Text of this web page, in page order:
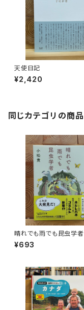
天使日記
¥2,420
同じカテゴリの商品
晴れでも雨でも昆虫学者
¥693